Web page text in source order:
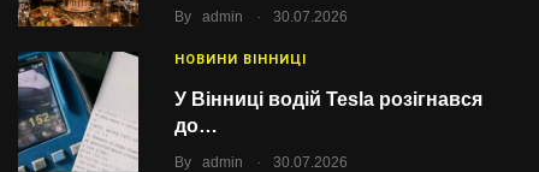
By admin . 30.07.2026
НОВИНИ ВІННИЦІ
У Вінниці водій Tesla розігнався
до…
By admin . 30.07.2026